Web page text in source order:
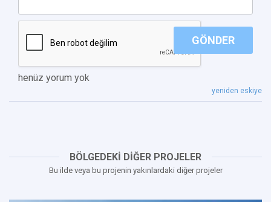
GÖNDER
henüz yorum yok
yeniden eskiye
BÖLGEDEKİ DİĞER PROJELER
Bu ilde veya bu projenin yakınlardaki diğer projeler